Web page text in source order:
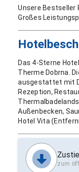
Unsere Bestseller
Großes
Das 4-Sterne
Therme Dobrna.
ausgestattet mit
Rezeption,
Außenbecken,
Hotel Vita
zum